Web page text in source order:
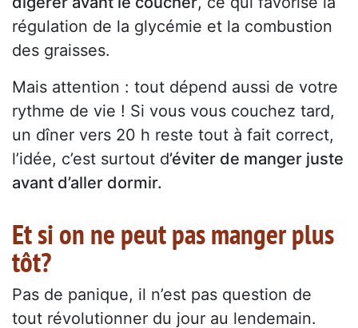
régulation de la glycémie et la combustion
des graisses.
Mais attention : tout dépend aussi de votre
rythme de vie ! Si vous vous couchez tard,
un dîner vers 20 h reste tout à fait correct,
l’idée, c’est surtout d’éviter de manger juste
avant d’aller dormir.
Et si on ne peut pas manger plus
tôt?
Pas de panique, il n’est pas question de
tout révolutionner du jour au lendemain.